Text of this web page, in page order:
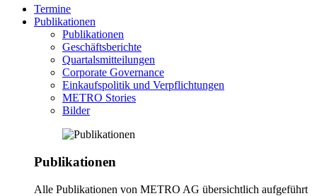
Termine
Publikationen
Publikationen
Geschäftsberichte
Quartalsmitteilungen
Corporate Governance
Einkaufspolitik und Verpflichtungen
METRO Stories
Bilder
Publikationen
Alle Publikationen von METRO AG übersichtlich aufgeführt